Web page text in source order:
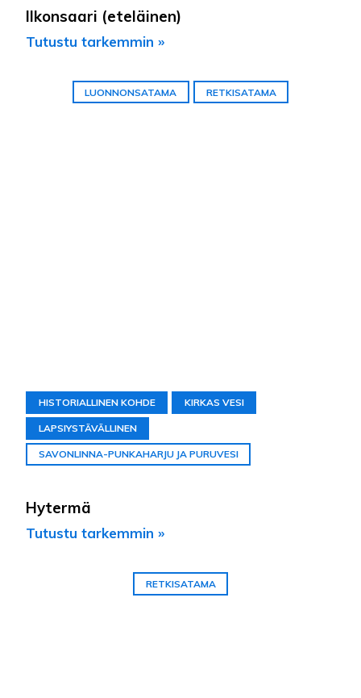
Ilkonsaari (eteläinen)
Tutustu tarkemmin »
LUONNONSATAMA RETKISATAMA
HISTORIALLINEN KOHDE KIRKAS VESI
LAPSIYSTÄVÄLLINEN
SAVONLINNA-PUNKAHARJU JA PURUVESI
Hytermä
Tutustu tarkemmin »
RETKISATAMA